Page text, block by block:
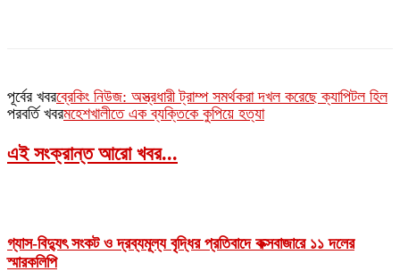
পূর্বের খবরব্রেকিং নিউজ: অস্ত্রধারী ট্রাম্প সমর্থকরা দখল করেছে ক্যাপিটল হিল
পরবর্তি খবরমহেশখালীতে এক ব্যক্তিকে কুপিয়ে হত্যা
এই সংক্রান্ত আরো খবর...
গ্যাস-বিদ্যুৎ সংকট ও দ্রব্যমূল্য বৃদ্ধির প্রতিবাদে কক্সবাজারে ১১ দলের
স্মারকলিপি